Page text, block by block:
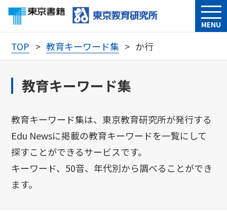
MENU
TOP 教育キーワード集 か行
教育キーワード集
教育キーワード集は、東京教育研究所が発行する
Edu Newsに掲載の教育キーワードを一覧にして
探すことができるサービスです。
キーワード、50音、年代別から調べることができ
ます。